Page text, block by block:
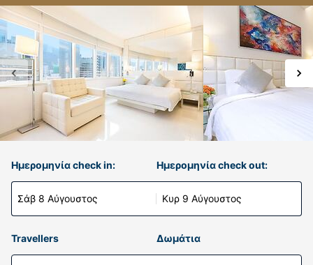
Ημερομηνία check in:
Σάβ 8 Αύγουστος
Ημερομηνία check out:
Κυρ 9 Αύγουστος
Travellers Δωμάτια